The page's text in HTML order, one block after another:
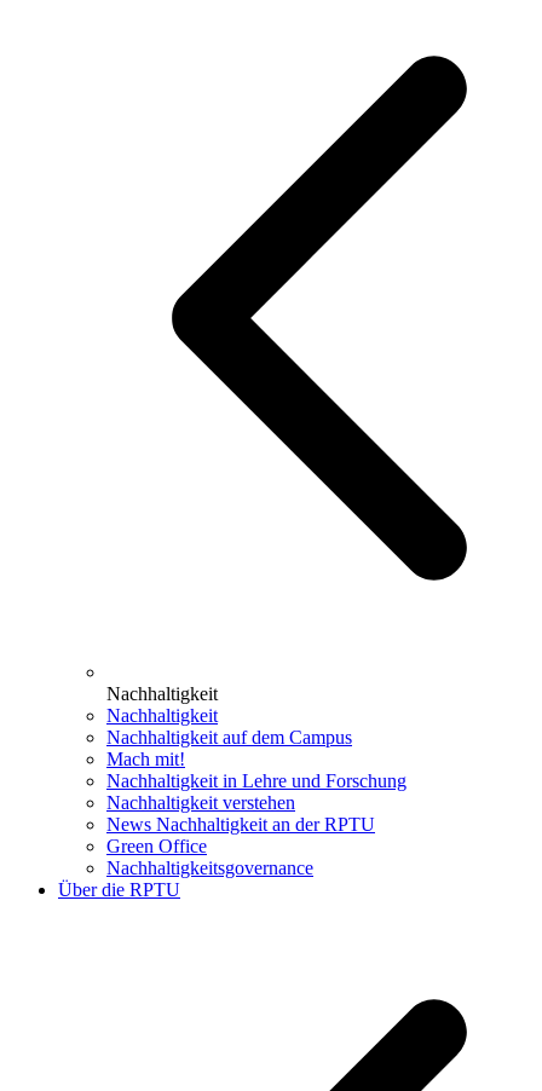
Nachhaltigkeit
Nachhaltigkeit
Nachhaltigkeit auf dem Campus
Mach mit!
Nachhaltigkeit in Lehre und Forschung
Nachhaltigkeit verstehen
News Nachhaltigkeit an der RPTU
Green Office
Nachhaltigkeitsgovernance
Über die RPTU